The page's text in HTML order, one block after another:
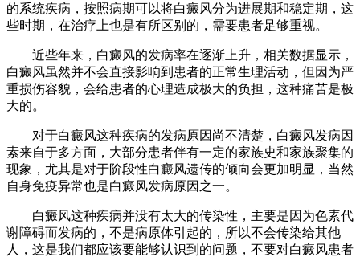
的系统疾病，按照病期可以将白癜风分为进展期和稳定期，这
些时期，在治疗上也是有所区别的，需要患者足够重视。
近些年来，白癜风的发病率在逐渐上升，相关数据显示，
白癜风虽然并不会直接影响到患者的正常生理活动，但因为严
重损伤容貌，会给患者的心理造成极大的负担，这种痛苦是极
大的。
对于白癜风这种疾病的发病原因尚不清楚，白癜风发病因
素来自于多方面，大部分患者伴有一定的家族史和家族聚集的
现象，尤其是对于阶段性白癜风遗传的倾向会更加明显，当然
自身免疫异常也是白癜风发病原因之一。
白癜风这种疾病并没有太大的传染性，主要是因为色素代
谢障碍而发病的，不是病原体引起的，所以不会传染给其他
人，这是我们都应该要能够认识到的问题，不要对白癜风患者